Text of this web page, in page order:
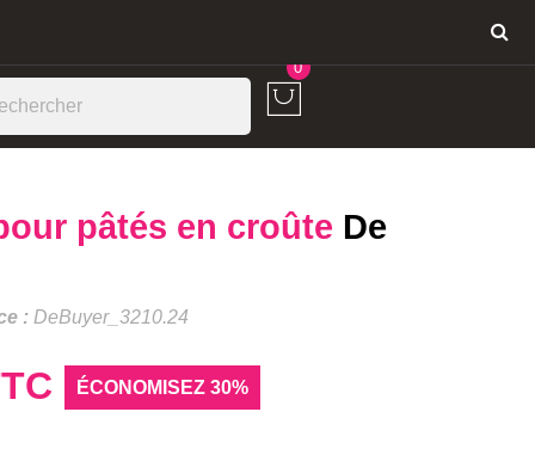
0
pâtés en croûte De
: DeBuyer_3210.24
ÉCONOMISEZ 30%